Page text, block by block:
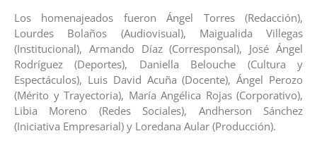
Los homenajeados fueron Ángel Torres (Redacción),
Lourdes Bolaños (Audiovisual), Maigualida Villegas
(Institucional), Armando Díaz (Corresponsal), José Ángel
Rodríguez (Deportes), Daniella Belouche (Cultura y
Espectáculos), Luis David Acuña (Docente), Ángel Perozo
(Mérito y Trayectoria), María Angélica Rojas (Corporativo),
Libia Moreno (Redes Sociales), Andherson Sánchez
(Iniciativa Empresarial) y Loredana Aular (Producción).